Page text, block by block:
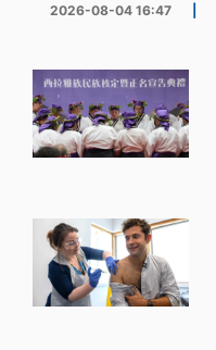
2026-08-04 16:47